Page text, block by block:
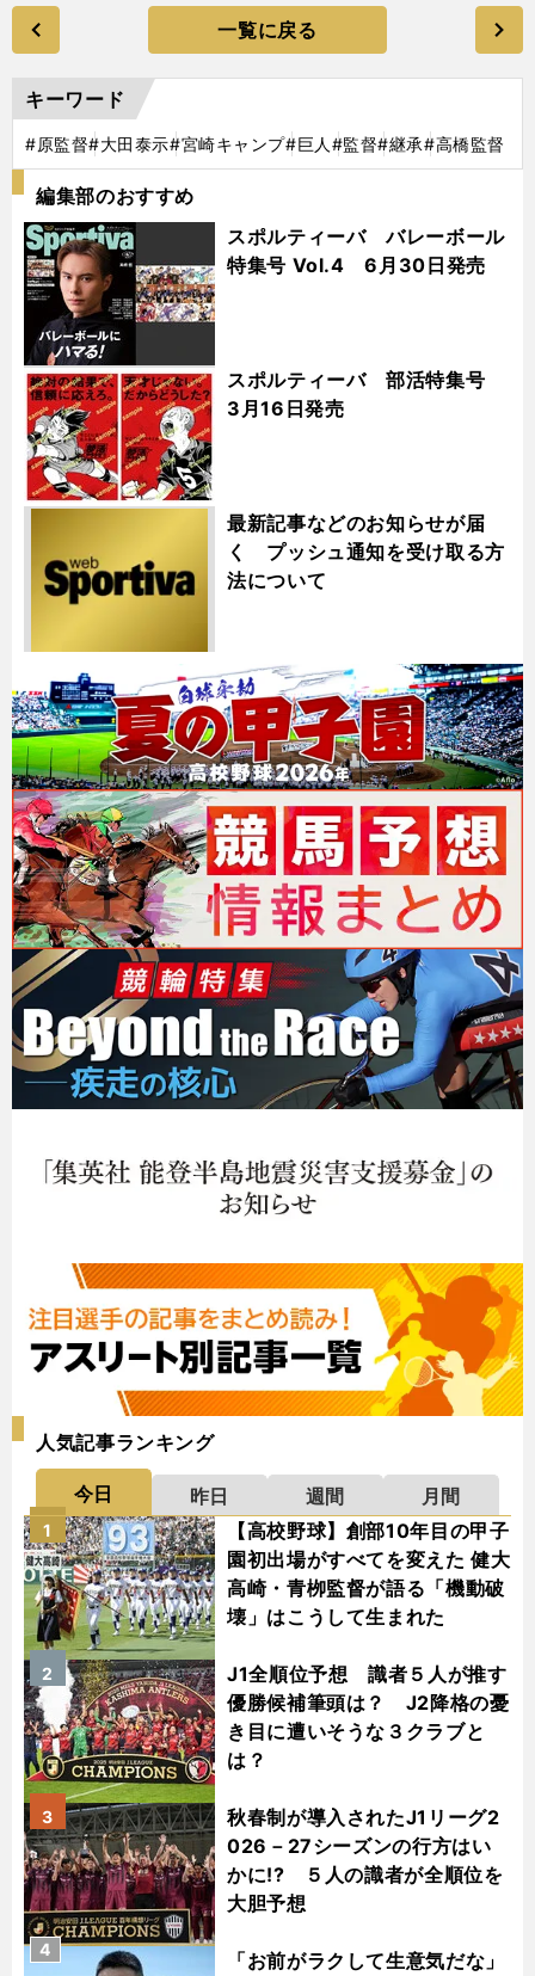
一覧に戻る
キーワード
#原監督#大田泰示#宮崎キャンプ#巨人 #監督#継承#高橋監督
編集部のおすすめ
スポルティーバ バレーボール
特集号 Vol.4 6月30日発売
スポルティーバ 部活特集号
3月16日発売
最新記事などのお知らせが届
く プッシュ通知を受け取る方
法について
人気記事ランキング
今日 昨日 週間
月間
【高校野球】創部10年目の甲子
園初出場がすべてを変えた 健大
高崎・青栁監督が語る「機動破
壊」はこうして生まれた
1
J1全順位予想 識者５人が推す
優勝候補筆頭は？ J2降格の憂
き目に遭いそうな３クラブと
は？
2
秋春制が導入されたJ1リーグ2
026－27シーズンの行方はい
かに!? ５人の識者が全順位を
大胆予想
3
「お前がラクして生意気だな」
4